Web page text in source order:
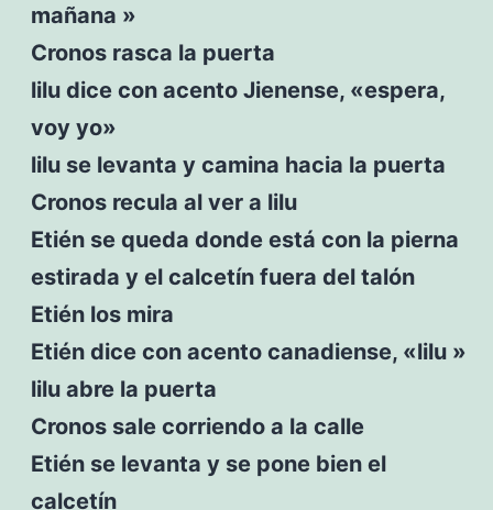
mañana »
Cronos rasca la puerta
lilu dice con acento Jienense, «espera,
voy yo»
lilu se levanta y camina hacia la puerta
Cronos recula al ver a lilu
Etién se queda donde está con la pierna
estirada y el calcetín fuera del talón
Etién los mira
Etién dice con acento canadiense, «lilu »
lilu abre la puerta
Cronos sale corriendo a la calle
Etién se levanta y se pone bien el
calcetín